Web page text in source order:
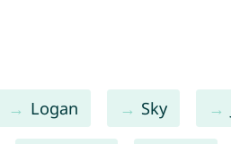
Logan Sky